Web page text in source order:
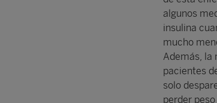
algunos
insulina
mucho
Además, la
pacientes
solo
perder